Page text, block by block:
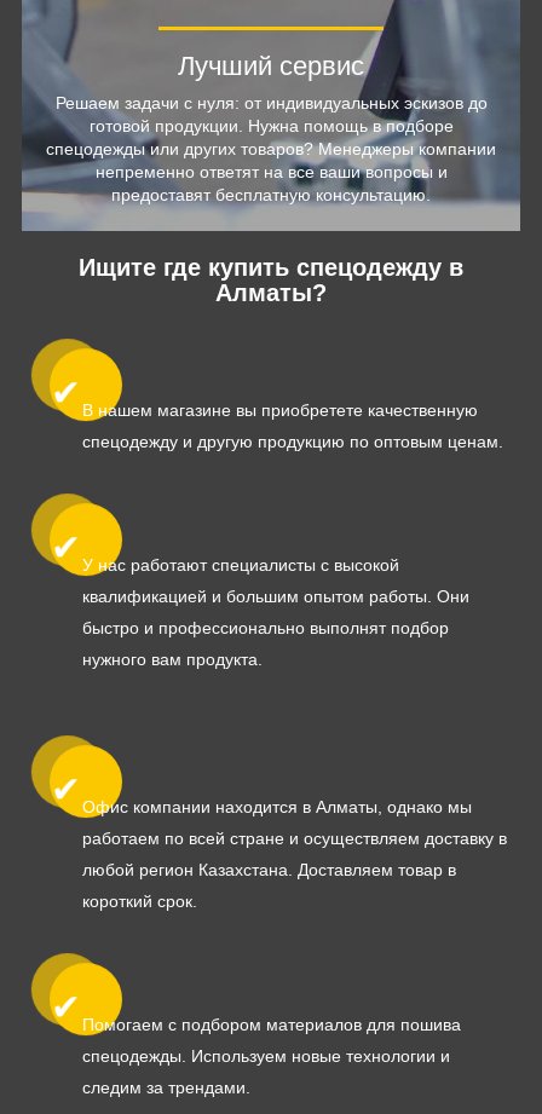
Лучший сервис
Решаем задачи с нуля: от индивидуальных эскизов до
готовой продукции. Нужна помощь в подборе
спецодежды или других товаров? Менеджеры компании
непременно ответят на все ваши вопросы и
предоставят бесплатную консультацию.
Ищите где купить спецодежду в
Алматы?
В нашем магазине вы приобретете качественную
спецодежду и другую продукцию по оптовым ценам.
У нас работают специалисты с высокой
квалификацией и большим опытом работы. Они
быстро и профессионально выполнят подбор
нужного вам продукта.
Офис компании находится в Алматы, однако мы
работаем по всей стране и осуществляем доставку в
любой регион Казахстана. Доставляем товар в
короткий срок.
Помогаем с подбором материалов для пошива
спецодежды. Используем новые технологии и
следим за трендами.